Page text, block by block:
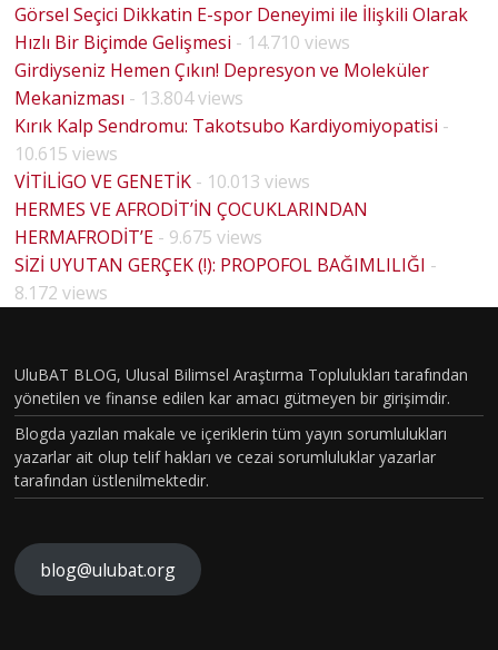
Görsel Seçici Dikkatin E-spor Deneyimi ile İlişkili Olarak
Hızlı Bir Biçimde Gelişmesi - 14.710 views
Girdiyseniz Hemen Çıkın! Depresyon ve Moleküler
Mekanizması - 13.804 views
Kırık Kalp Sendromu: Takotsubo Kardiyomiyopatisi -
10.615 views
VİTİLİGO VE GENETİK - 10.013 views
HERMES VE AFRODİT’İN ÇOCUKLARINDAN
HERMAFRODİT’E - 9.675 views
SİZİ UYUTAN GERÇEK (!): PROPOFOL BAĞIMLILIĞI -
8.172 views
UluBAT BLOG, Ulusal Bilimsel Araştırma Toplulukları tarafından
yönetilen ve finanse edilen kar amacı gütmeyen bir girişimdir.
Blogda yazılan makale ve içeriklerin tüm yayın sorumlulukları
yazarlar ait olup telif hakları ve cezai sorumluluklar yazarlar
tarafından üstlenilmektedir.
blog@ulubat.org
BİYOLO
TOPLU
MSAL
CİNSİYE
T
MLARIN